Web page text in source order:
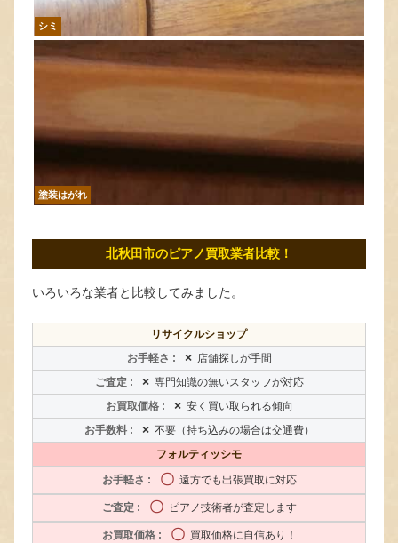
シミ
塗装はがれ
北秋田市のピアノ買取業者比較！
いろいろな業者と比較してみました。
リサイクルショップ
× 店舗探しが手間
× 専門知識の無いスタッフが対応
× 安く買い取られる傾向
× 不要（持ち込みの場合は交通費）
フォルティッシモ
〇 遠方でも出張買取に対応
〇 ピアノ技術者が査定します
〇 買取価格に自信あり！